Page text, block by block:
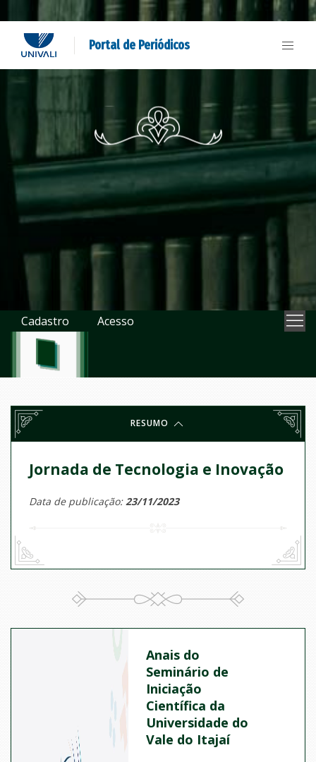
Portal de Periódicos
Cadastro Acesso
RESUMO
Jornada de Tecnologia e Inovação
Data de publicação:23/11/2023
Anais do
Seminário de
Iniciação
Científica da
Universidade do
Vale do Itajaí